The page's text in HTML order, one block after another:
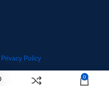
Privacy Policy
0